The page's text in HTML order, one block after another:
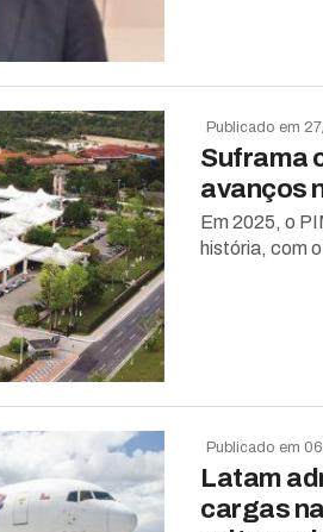
Publicado em
Suframa
avanços
Em 2025, o
história, com
Publicado em
Latam
cargas